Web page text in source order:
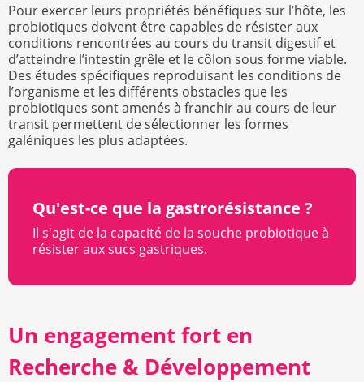
Pour exercer leurs propriétés bénéfiques sur l’hôte, les
probiotiques doivent être capables de résister aux
conditions rencontrées au cours du transit digestif et
d’atteindre l’intestin grêle et le côlon sous forme viable.
Des études spécifiques reproduisant les conditions de
l’organisme et les différents obstacles que les
probiotiques sont amenés à franchir au cours de leur
transit permettent de sélectionner les formes
galéniques les plus adaptées.
Qu'est-ce que la gastrorésistance ?
Il s'agit de la capacité de la souche probiotique à
résister aux sucs gastriques.
Un engagement fort en
Recherche & Développement